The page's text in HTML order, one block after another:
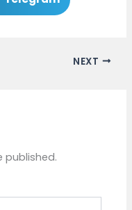
NEXT
published.